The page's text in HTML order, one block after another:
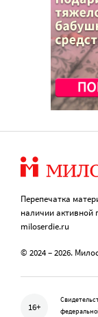
Перепечатка
наличии активной
miloserdie.ru
© 2024 – 2026.
16+